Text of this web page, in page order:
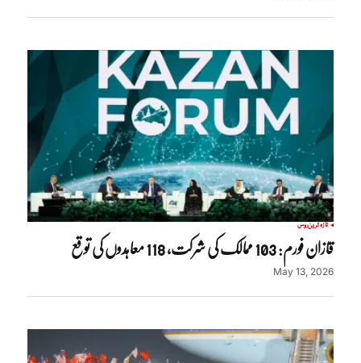
تازہ ترینروس
قازان فورم: 103 ممالک کی شرکت، 118 معاہدوں کی توقع
May 13, 2026